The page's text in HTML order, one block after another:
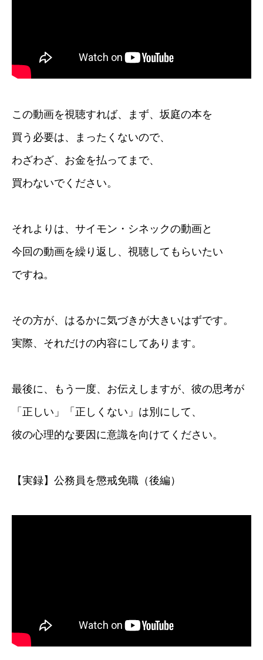
この動画を視聴すれば、まず、坂庭の本を
買う必要は、まったくないので、
わざわざ、お金を払ってまで、
買わないでください。
それよりは、サイモン・シネックの動画と
今回の動画を繰り返し、視聴してもらいたい
ですね。
その方が、はるかに気づきが大きいはずです。
実際、それだけの内容にしてあります。
最後に、もう一度、お伝えしますが、彼の思考が
「正しい」「正しくない」は別にして、
彼の心理的な要因に意識を向けてください。
【実録】公務員を懲戒免職（後編）